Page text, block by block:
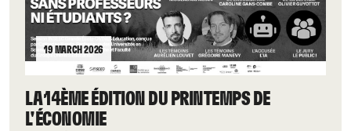
19 MARCH 2026
LA 14ÈME ÉDITION DU PRINTEMPS DE
L'ÉCONOMIE